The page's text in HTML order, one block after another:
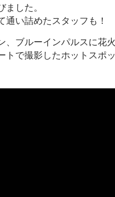
ました。
通い詰めたスタッフも！
、ブルーインパルスに花
トで撮影したホットスポ